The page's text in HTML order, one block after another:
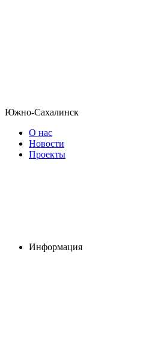
Южно-Сахалинск
О нас
Новости
Проекты
Информация